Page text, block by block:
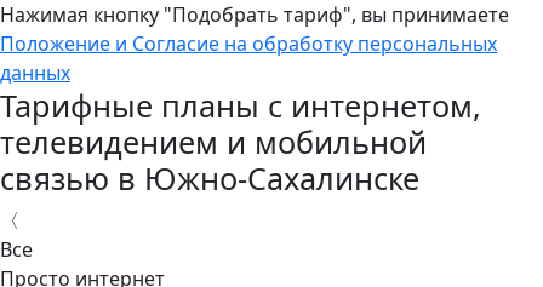
Нажимая кнопку "Подобрать тариф", вы принимаете
Положение и Согласие на обработку персональных
данных
Тарифные планы с интернетом,
телевидением и мобильной
связью в Южно-Сахалинске
〈
Все
Просто интернет